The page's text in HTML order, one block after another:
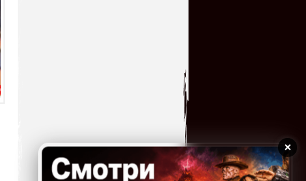
пропустил в свое
время,теперь поиграл с
удовольствием!!! Большое спасибо...
×